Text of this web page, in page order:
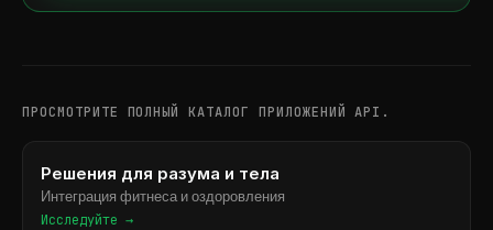
ПРОСМОТРИТЕ ПОЛНЫЙ КАТАЛОГ ПРИЛОЖЕНИЙ API.
Решения для разума и тела
Интеграция фитнеса и оздоровления
Исследуйте →